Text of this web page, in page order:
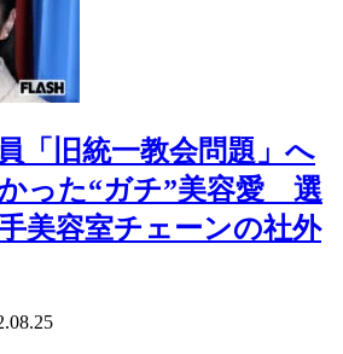
「旧統一教会問題」へ
った“ガチ”美容愛 選
美容室チェーンの社外